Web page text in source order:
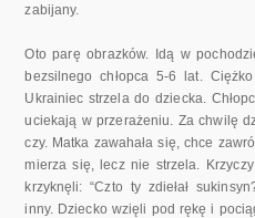
zabijany.
Oto parę obrazków. Idą w
bezsilnego chłopca 5-6 lat.
Ukrainiec strzela do dziecka.
uciekają w przerażeniu. Za chwilę
czy. Matka zawahała się, chce
mierza się, lecz nie strzela.
krzyknęli: “Czto ty zdiełał
inny. Dziecko wzięli pod rękę i